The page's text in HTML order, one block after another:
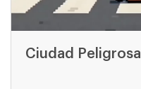
Ciudad Peligrosa